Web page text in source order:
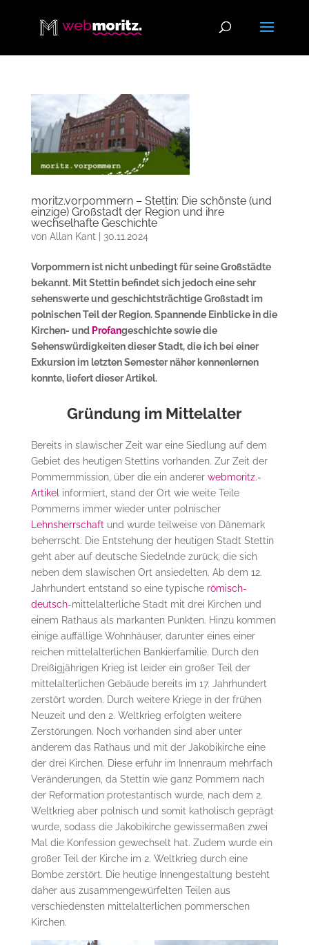
moritz.vorpommern – Stettin: Die schönste (und
einzige) Großstadt der Region und ihre
wechselhafte Geschichte
von Allan Kant 30.11.2024
Vorpommern ist nicht unbedingt für seine Großstädte
bekannt. Mit Stettin befindet sich jedoch eine sehr
sehenswerte und geschichtsträchtige Großstadt im
polnischen Teil der Region. Spannende Einblicke in die
Kirchen- und Profangeschichte sowie die
Sehenswürdigkeiten dieser Stadt, die ich bei einer
Exkursion im letzten Semester näher kennenlernen
konnte, liefert dieser Artikel.
Gründung im Mittelalter
Bereits in slawischer Zeit war eine Siedlung auf dem
Gebiet des heutigen Stettins vorhanden. Zur Zeit der
Pommernmission, über die ein anderer webmoritz.-
Artikel informiert, stand der Ort wie weite Teile
Pommerns immer wieder unter polnischer
Lehnsherrschaft und wurde teilweise von Dänemark
beherrscht. Die Entstehung der heutigen Stadt Stettin
geht aber auf deutsche Siedelnde zurück, die sich
neben dem slawischen Ort ansiedelten. Ab dem 12.
Jahrhundert entstand so eine typische römisch-
deutsch-mittelalterliche Stadt mit drei Kirchen und
einem Rathaus als markanten Punkten. Hinzu kommen
einige auffällige Wohnhäuser, darunter eines einer
reichen mittelalterlichen Bankierfamilie. Durch den
Dreißigjährigen Krieg ist leider ein großer Teil der
mittelalterlichen Gebäude bereits im 17. Jahrhundert
zerstört worden. Durch weitere Kriege in der frühen
Neuzeit und den 2. Weltkrieg erfolgten weitere
Zerstörungen. Noch vorhanden sind aber unter
anderem das Rathaus und mit der Jakobikirche eine
der drei Kirchen. Diese erfuhr im Innenraum mehrfach
Veränderungen, da Stettin wie ganz Pommern nach
der Reformation protestantisch wurde, nach dem 2.
Weltkrieg aber polnisch und somit katholisch geprägt
wurde, sodass die Jakobikirche gewissermaßen zwei
Mal die Konfession gewechselt hat. Zudem wurde ein
großer Teil der Kirche im 2. Weltkrieg durch eine
Bombe zerstört. Die heutige Innengestaltung besteht
daher aus zusammengewürfelten Teilen aus
verschiedensten mittelalterlichen pommerschen
Kirchen.